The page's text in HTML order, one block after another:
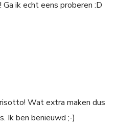
ik echt eens proberen :D
Wat extra maken dus
Ik ben benieuwd ;-)